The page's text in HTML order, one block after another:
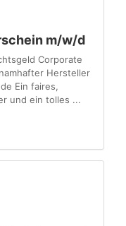
m/w/d
Corporate
Hersteller
Ein faires,
und ein tolles ...